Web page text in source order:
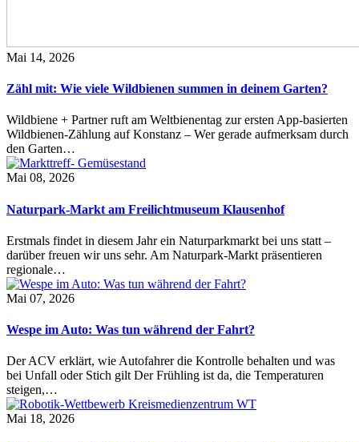
Mai 14, 2026
Zähl mit: Wie viele Wildbienen summen in deinem Garten?
Wildbiene + Partner ruft am Weltbienentag zur ersten App-basierten
Wildbienen-Zählung auf Konstanz – Wer gerade aufmerksam durch
den Garten…
Mai 08, 2026
Naturpark-Markt am Freilichtmuseum Klausenhof
Erstmals findet in diesem Jahr ein Naturparkmarkt bei uns statt –
darüber freuen wir uns sehr. Am Naturpark-Markt präsentieren
regionale…
Mai 07, 2026
Wespe im Auto: Was tun während der Fahrt?
Der ACV erklärt, wie Autofahrer die Kontrolle behalten und was
bei Unfall oder Stich gilt Der Frühling ist da, die Temperaturen
steigen,…
Mai 18, 2026